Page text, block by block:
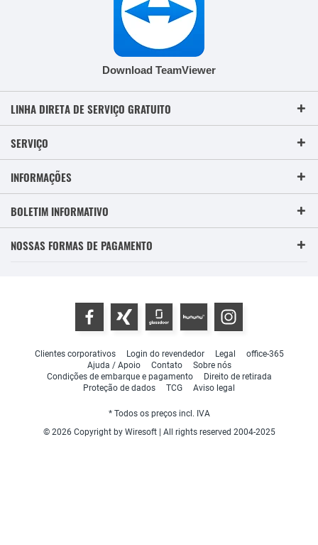
Download TeamViewer
LINHA DIRETA DE SERVIÇO GRATUITO
SERVIÇO
INFORMAÇÕES
BOLETIM INFORMATIVO
NOSSAS FORMAS DE PAGAMENTO
Clientes corporativos Login do revendedor Legal
office-365
Ajuda / Apoio
Contato
Sobre nós
Condições de embarque e pagamento
Direito de retirada
Proteção de dados
TCG Aviso legal
* Todos os preços incl. IVA
© 2026 Copyright by Wiresoft | All rights reserved 2004-2025